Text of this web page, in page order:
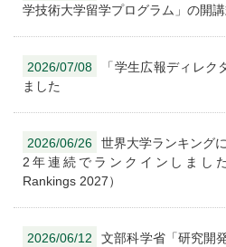
学技術大学留学プログラム」の開
2026/07/08
「学生広報ディレク
ました
2026/06/26
世界大学ランキング
2年連続でランクインしまし
Rankings 2027）
2026/06/12
文部科学省「研究開